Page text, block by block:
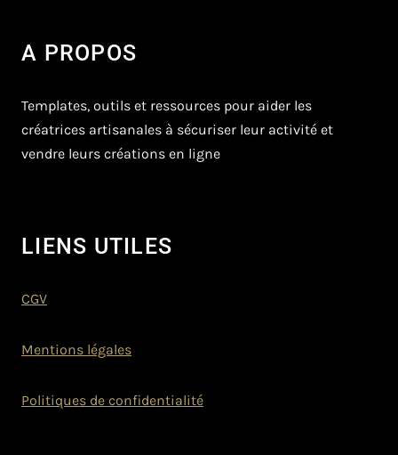
A PROPOS
Templates, outils et ressources pour aider les
créatrices artisanales à sécuriser leur activité et
vendre leurs créations en ligne
LIENS UTILES
CGV
Mentions légales
Politiques de confidentialité